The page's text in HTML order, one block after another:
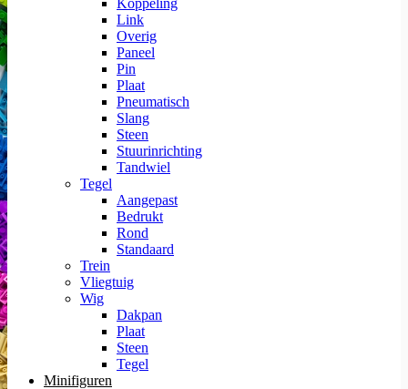
Link
Overig
Paneel
Pin
Plaat
Pneumatisch
Slang
Steen
Stuurinrichting
Tandwiel
Tegel
Aangepast
Bedrukt
Rond
Standaard
Trein
Vliegtuig
Wig
Dakpan
Plaat
Steen
Tegel
Minifiguren